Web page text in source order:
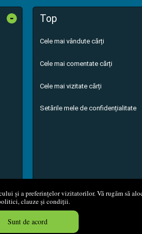
și a preferințelor vizitatorilor. Vă rugăm să
clauze și condiții.
Sunt de acord
- Top
Cele mai vândute cărți
Cele mai comentate cărți
Cele mai vizitate cărți
Setările mele de confidențialitate
S.R.L. Magazin online
in 0.0550 sec